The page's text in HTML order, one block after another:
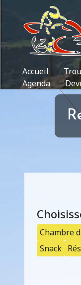
Accueil
Agenda
Chambre
Snack